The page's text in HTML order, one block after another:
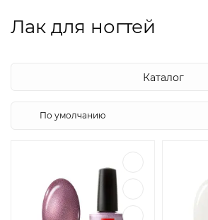
Лак для ногтей
Каталог